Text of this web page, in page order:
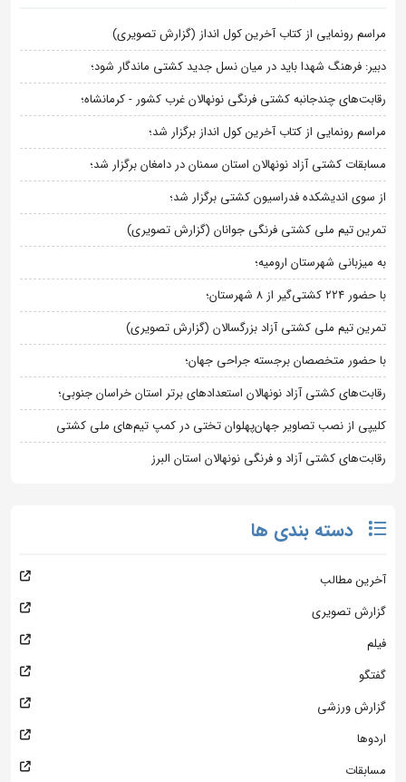
مراسم رونمایی از کتاب آخرین کول انداز (گزارش تصویری)
دبیر: فرهنگ شهدا باید در میان نسل جدید کشتی ماندگار شود؛
رقابت‌های چندجانبه کشتی فرنگی نونهالان غرب کشور - کرمانشاه؛
مراسم رونمایی از کتاب آخرین کول انداز برگزار شد؛
مسابقات کشتی آزاد نونهالان استان سمنان در دامغان برگزار شد؛
از سوی اندیشکده فدراسیون کشتی برگزار شد؛
تمرین تیم ملی کشتی فرنگی جوانان (گزارش تصویری)
به میزبانی شهرستان ارومیه؛
با حضور ۲۲۴ کشتی‌گیر از ۸ شهرستان؛
تمرین تیم ملی کشتی آزاد بزرگسالان (گزارش تصویری)
با حضور متخصصان برجسته جراحی جهان؛
رقابت‌های کشتی آزاد نونهالان استعدادهای برتر استان خراسان جنوبی؛
کلیپی از نصب تصاویر جهان‌پهلوان تختی در کمپ تیم‌های ملی کشتی
رقابت‌های کشتی آزاد و فرنگی نونهالان استان البرز
دسته بندی ها
آخرین مطالب
گزارش تصویری
فیلم
گفتگو
گزارش ورزشی
اردوها
مسابقات